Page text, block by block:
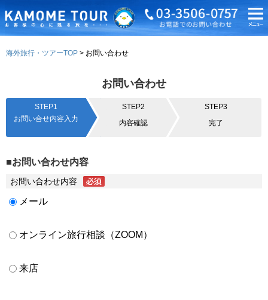
海外旅行・ツアーTOP お問い合わせ
お問い合わせ
STEP1
お問い合せ内容入力
STEP2
内容確認
STEP3
完了
■お問い合わせ内容
お問い合わせ内容
メール
オンライン旅行相談（ZOOM）
来店